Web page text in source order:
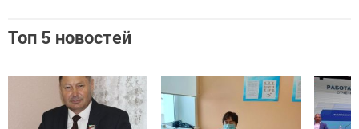
Топ 5 новостей